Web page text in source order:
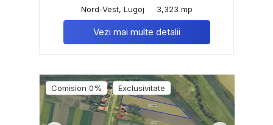
Nord-Vest, Lugoj
3,323 mp
Vezi mai multe detalii
Comision 0% Exclusivitate